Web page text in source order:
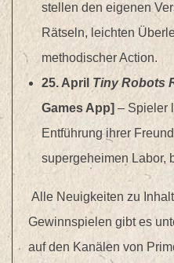
stellen den eigenen
Rätseln, leichten
methodischer Action.
25. April Tiny Robots
Games App] – Spieler
Entführung ihrer
supergeheimen Labor,
Alle Neuigkeiten zu
Gewinnspielen gibt es
auf den Kanälen von